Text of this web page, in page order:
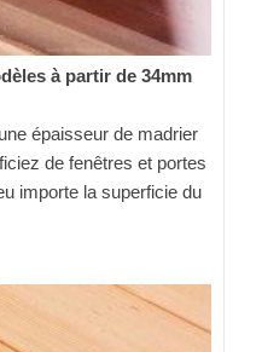
à partir de 34mm
épaisseur de madrier
de fenêtres et portes
importe la superficie du